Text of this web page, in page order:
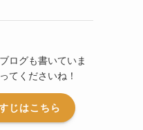
ログも書いていま
てくださいね！
じはこちら